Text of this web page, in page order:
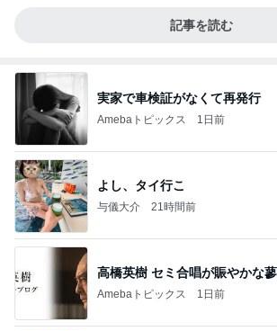
記事を読む
実家で車検証がなくて再発行
Amebaトピックス 1日前
よし、タイ行こ
与儀大介 21時間前
高橋英樹 セミ合唱が賑やかな
Amebaトピックス 1日前